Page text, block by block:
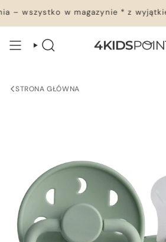
do
treści
– wszystko w magazynie * z
WYSZUKIWANIE
STRONA GŁÓWNA